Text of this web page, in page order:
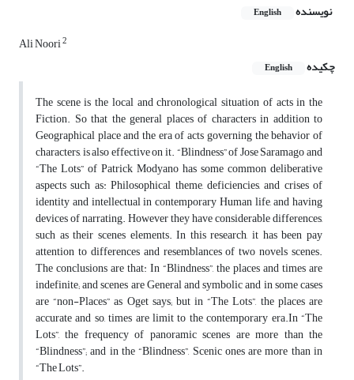
نویسنده English
Ali Noori2
چکیده English
The scene is the local and chronological situation of acts in the
Fiction. So that the general places of characters in addition to
Geographical place and the era of acts governing the behavior of
characters, is also effective on it. “Blindness” of Jose Saramago and
“The Lots” of Patrick Modyano has some common deliberative
aspects such as: Philosophical theme, deficiencies, and crises of
identity and intellectual in contemporary Human life, and having
devices of narrating. However they have considerable differences,
such as their scenes elements. In this research, it has been pay
attention to differences and resemblances of two novels scenes.
The conclusions are that: In “Blindness”, the places and times are
indefinite; and scenes are General and symbolic and in some cases
are “non-Places” as Oget says; but in “The Lots”, the places are
accurate and so, times are limit to the contemporary era.In “The
Lots”, the frequency of panoramic scenes are more than the
“Blindness”; and in the “Blindness”, Scenic ones are more than in
“The Lots”.